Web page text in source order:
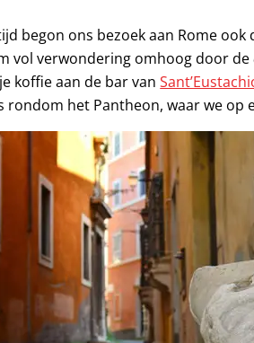
begon ons bezoek aan Rome ook
vol verwondering omhoog door de
koffie aan de bar van
rondom het Pantheon, waar we